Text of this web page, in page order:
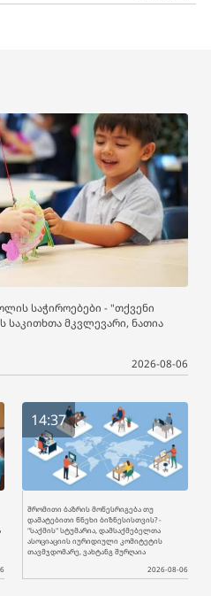
საჭიროებები - "თქვენი
საკითხთა მკვლევარი, ნათია
2026-08-06
14:37
შრომითი ბაზრის მოწესრიგება თუ
დამატებითი წნეხი ბიზნესისთვის? -
"საქმის" სტუმარია, დამსაქმებელთა
ასოციაციის იურიდიული კომიტეტის
თავმჯდომარე, ვახტანგ შურღაია
2026-08-06